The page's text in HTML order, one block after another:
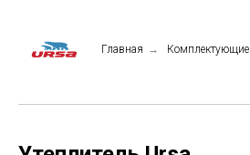
Главная → Комплектующие